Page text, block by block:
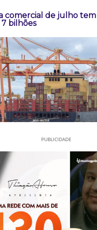
comercial de julho
bilhões
PUBLICIDADE